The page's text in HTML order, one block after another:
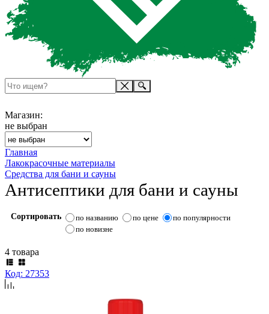
Магазин:
не выбран
Главная
Лакокрасочные материалы
Средства для бани и сауны
Антисептики для бани и сауны
Сортировать по названию по цене
по популярности
по новизне
4 товара
Код: 27353